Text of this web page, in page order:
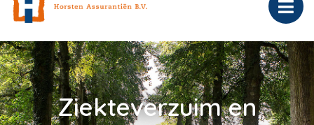
Ziekteverzuim en